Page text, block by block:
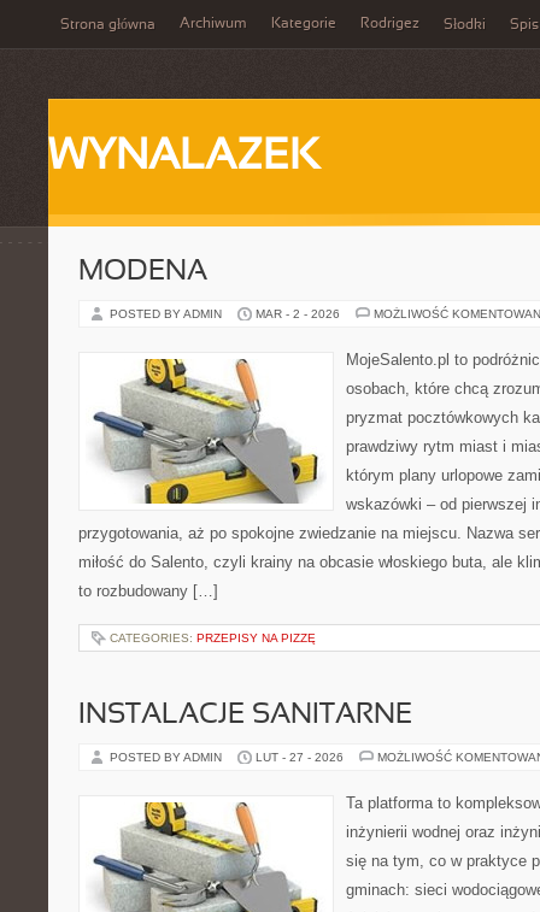
Strona główna Archiwum Kategorie Rodrigez Słodki Spis
WYNALAZEK
MODENA
POSTED BY ADMIN MAR - 2 - 2026 MOŻLIWOŚĆ
MojeSalento.pl to
osobach, które chcą
pryzmat pocztówkowych
prawdziwy rytm miast i
którym plany urlopowe
wskazówki – od pierwszej
przygotowania, aż po spokojne zwiedzanie na miejscu. Nazwa
miłość do Salento, czyli krainy na obcasie włoskiego buta, ale
to rozbudowany […]
CATEGORIES: PRZEPISY NA PIZZĘ
INSTALACJE SANITARNE
POSTED BY ADMIN LUT - 27 - 2026 MOŻLIWOŚĆ
Ta platforma to
inżynierii wodnej oraz
się na tym, co w praktyce
gminach: sieci